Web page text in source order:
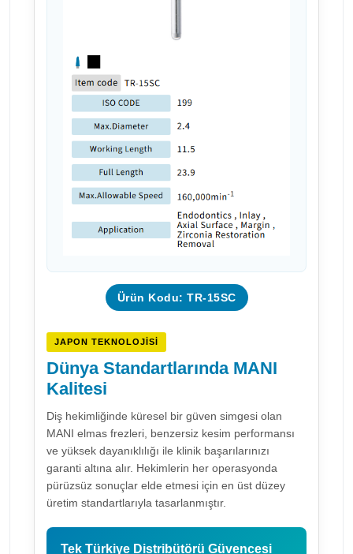
Ürün Kodu: TR-15SC
JAPON TEKNOLOJISI
Dünya Standartlarında MANI
Kalitesi
Diş hekimliğinde küresel bir güven simgesi olan
MANI elmas frezleri, benzersiz kesim performansı
ve yüksek dayanıklılığı ile klinik başarılarınızı
garanti altına alır. Hekimlerin her operasyonda
pürüzsüz sonuçlar elde etmesi için en üst düzey
üretim standartlarıyla tasarlanmıştır.
Tek Türkiye Distribütörü Güvencesi